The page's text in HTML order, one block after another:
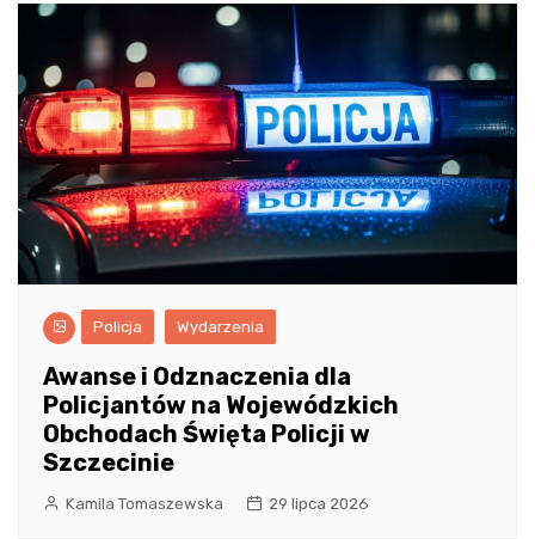
Policja Wydarzenia
Awanse i Odznaczenia dla
Policjantów na Wojewódzkich
Obchodach Święta Policji w
Szczecinie
Kamila Tomaszewska 29 lipca 2026